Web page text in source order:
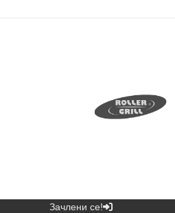
Зачлени се!